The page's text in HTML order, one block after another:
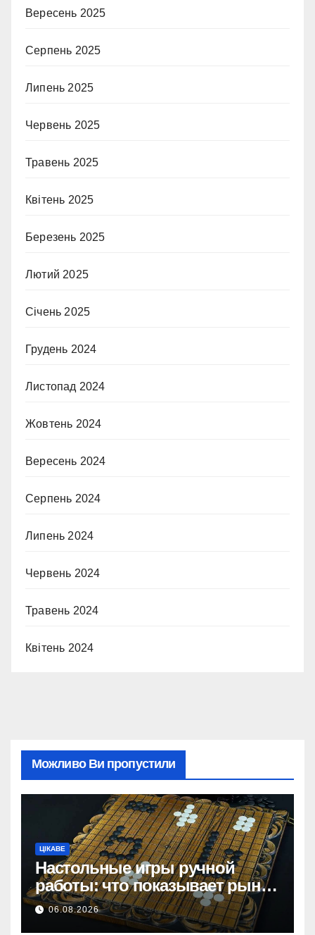
Вересень 2025
Серпень 2025
Липень 2025
Червень 2025
Травень 2025
Квітень 2025
Березень 2025
Лютий 2025
Січень 2025
Грудень 2024
Листопад 2024
Жовтень 2024
Вересень 2024
Серпень 2024
Липень 2024
Червень 2024
Травень 2024
Квітень 2024
Можливо Ви пропустили
ЦІКАВЕ
Настольные игры ручной
работы: что показывает рынок
и почему цифры говорят сами
за себя
06.08.2026